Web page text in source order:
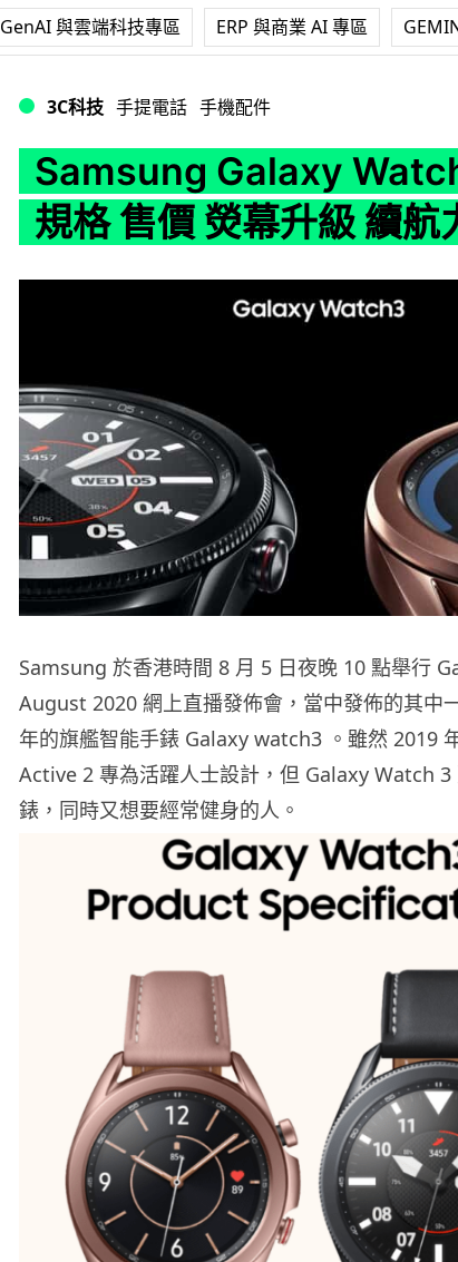
GenAI 與雲端科技專區 ERP 與商業 AI 專區
3C科技 手提電話 手機配件
Samsung Galaxy
規格 售價 熒幕升級 續航
Samsung 於香港時間 8 月 5 日夜晚 10 點舉行
August 2020 網上直播發佈會 ，當中發佈的其中
年的旗艦智能手錶 Galaxy watch3 。雖然 2019
Active 2 專為活躍人士設計，但 Galaxy Watch
錶，同時又想要經常健身的人。